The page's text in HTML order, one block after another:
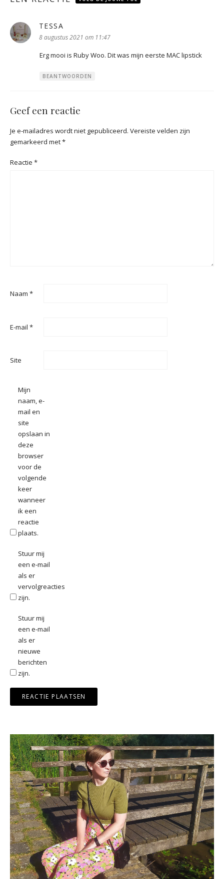
TESSA
8 augustus 2021 om 11:47
Erg mooi is Ruby Woo. Dit was mijn eerste MAC lipstick
BEANTWOORDEN
Geef een reactie
Je e-mailadres wordt niet gepubliceerd. Vereiste velden zijn
gemarkeerd met*
Reactie *
Naam *
E-mail *
Site
Mijn
naam, e-
mail en
site
opslaan in
deze
browser
voor de
volgende
keer
wanneer
ik een
reactie
plaats.
Stuur mij
een e-mail
als er
vervolgreacties
zijn.
Stuur mij
een e-mail
als er
nieuwe
berichten
zijn.